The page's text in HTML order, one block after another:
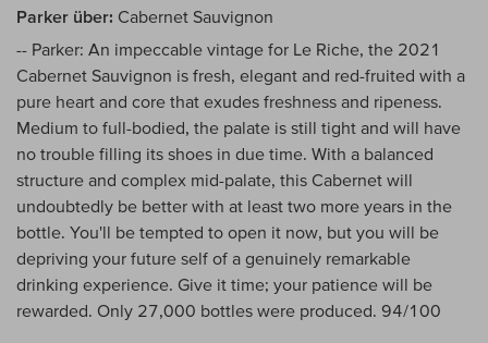
Parker über: Cabernet Sauvignon
-- Parker: An impeccable vintage for Le Riche, the 2021
Cabernet Sauvignon is fresh, elegant and red-fruited with a
pure heart and core that exudes freshness and ripeness.
Medium to full-bodied, the palate is still tight and will have
no trouble filling its shoes in due time. With a balanced
structure and complex mid-palate, this Cabernet will
undoubtedly be better with at least two more years in the
bottle. You'll be tempted to open it now, but you will be
depriving your future self of a genuinely remarkable
drinking experience. Give it time; your patience will be
rewarded. Only 27,000 bottles were produced. 94/100